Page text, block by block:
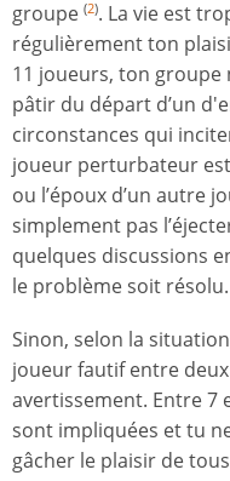
groupe (2). La vie est
régulièrement ton
11 joueurs, ton groupe
pâtir du départ d’un
circonstances qui
joueur perturbateur
ou l’époux d’un autre
simplement pas
quelques discussions
le problème soit résolu.
Sinon, selon la
joueur fautif entre
avertissement. Entre 7
sont impliquées et tu
gâcher le plaisir de